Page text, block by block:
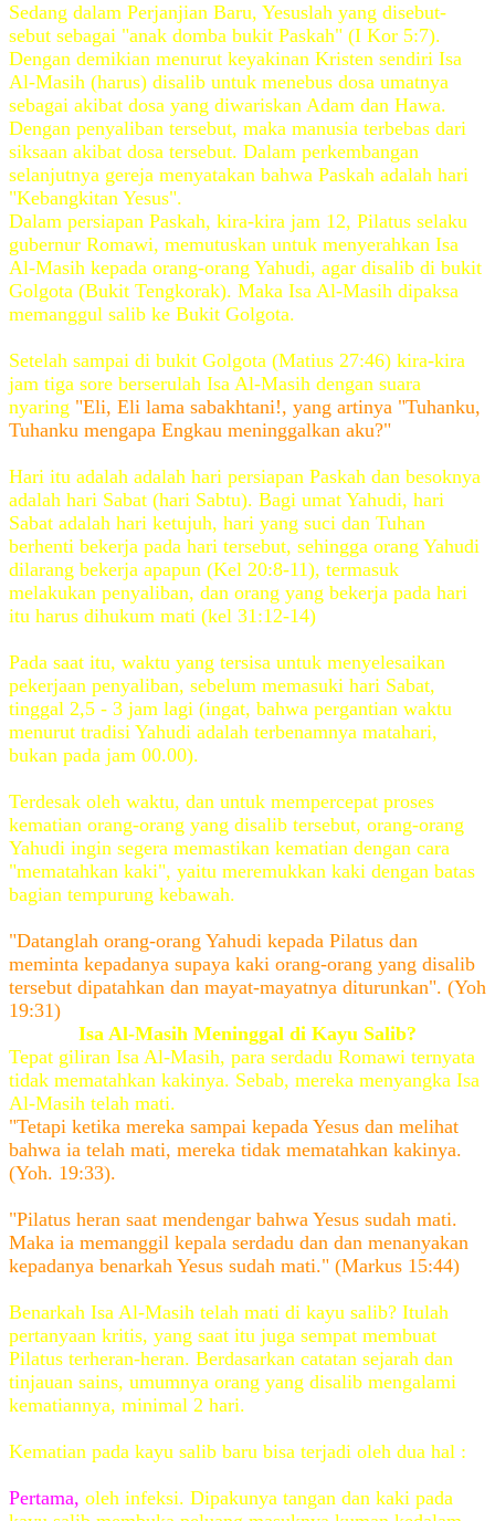
Sedang dalam Perjanjian Baru, Yesuslah yang disebut-
sebut sebagai "anak domba bukit Paskah" (I Kor 5:7).
Dengan demikian menurut keyakinan Kristen sendiri Isa
Al-Masih (harus) disalib untuk menebus dosa umatnya
sebagai akibat dosa yang diwariskan Adam dan Hawa.
Dengan penyaliban tersebut, maka manusia terbebas dari
siksaan akibat dosa tersebut. Dalam perkembangan
selanjutnya gereja menyatakan bahwa Paskah adalah hari
"Kebangkitan Yesus".
Dalam persiapan Paskah, kira-kira jam 12, Pilatus selaku
gubernur Romawi, memutuskan untuk menyerahkan Isa
Al-Masih kepada orang-orang Yahudi, agar disalib di bukit
Golgota (Bukit Tengkorak). Maka Isa Al-Masih dipaksa
memanggul salib ke Bukit Golgota.
Setelah sampai di bukit Golgota (Matius 27:46) kira-kira
jam tiga sore berserulah Isa Al-Masih dengan suara
nyaring "Eli, Eli lama sabakhtani!, yang artinya "Tuhanku,
Tuhanku mengapa Engkau meninggalkan aku?"
Hari itu adalah adalah hari persiapan Paskah dan besoknya
adalah hari Sabat (hari Sabtu). Bagi umat Yahudi, hari
Sabat adalah hari ketujuh, hari yang suci dan Tuhan
berhenti bekerja pada hari tersebut, sehingga orang Yahudi
dilarang bekerja apapun (Kel 20:8-11), termasuk
melakukan penyaliban, dan orang yang bekerja pada hari
itu harus dihukum mati (kel 31:12-14)
Pada saat itu, waktu yang tersisa untuk menyelesaikan
pekerjaan penyaliban, sebelum memasuki hari Sabat,
tinggal 2,5 - 3 jam lagi (ingat, bahwa pergantian waktu
menurut tradisi Yahudi adalah terbenamnya matahari,
bukan pada jam 00.00).
Terdesak oleh waktu, dan untuk mempercepat proses
kematian orang-orang yang disalib tersebut, orang-orang
Yahudi ingin segera memastikan kematian dengan cara
"mematahkan kaki", yaitu meremukkan kaki dengan batas
bagian tempurung kebawah.
"Datanglah orang-orang Yahudi kepada Pilatus dan
meminta kepadanya supaya kaki orang-orang yang disalib
tersebut dipatahkan dan mayat-mayatnya diturunkan". (Yoh
19:31)
Isa Al-Masih Meninggal di Kayu Salib?
Tepat giliran Isa Al-Masih, para serdadu Romawi ternyata
tidak mematahkan kakinya. Sebab, mereka menyangka Isa
Al-Masih telah mati.
"Tetapi ketika mereka sampai kepada Yesus dan melihat
bahwa ia telah mati, mereka tidak mematahkan kakinya.
(Yoh. 19:33).
"Pilatus heran saat mendengar bahwa Yesus sudah mati.
Maka ia memanggil kepala serdadu dan dan menanyakan
kepadanya benarkah Yesus sudah mati." (Markus 15:44)
Benarkah Isa Al-Masih telah mati di kayu salib? Itulah
pertanyaan kritis, yang saat itu juga sempat membuat
Pilatus terheran-heran. Berdasarkan catatan sejarah dan
tinjauan sains, umumnya orang yang disalib mengalami
kematiannya, minimal 2 hari.
Kematian pada kayu salib baru bisa terjadi oleh dua hal :
Pertama, oleh infeksi. Dipakunya tangan dan kaki pada